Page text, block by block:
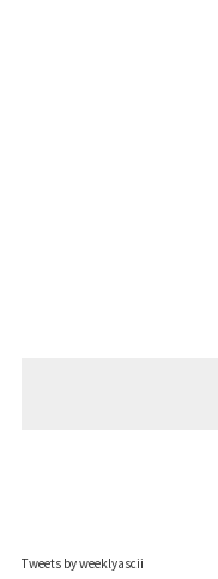
Tweets by weeklyascii